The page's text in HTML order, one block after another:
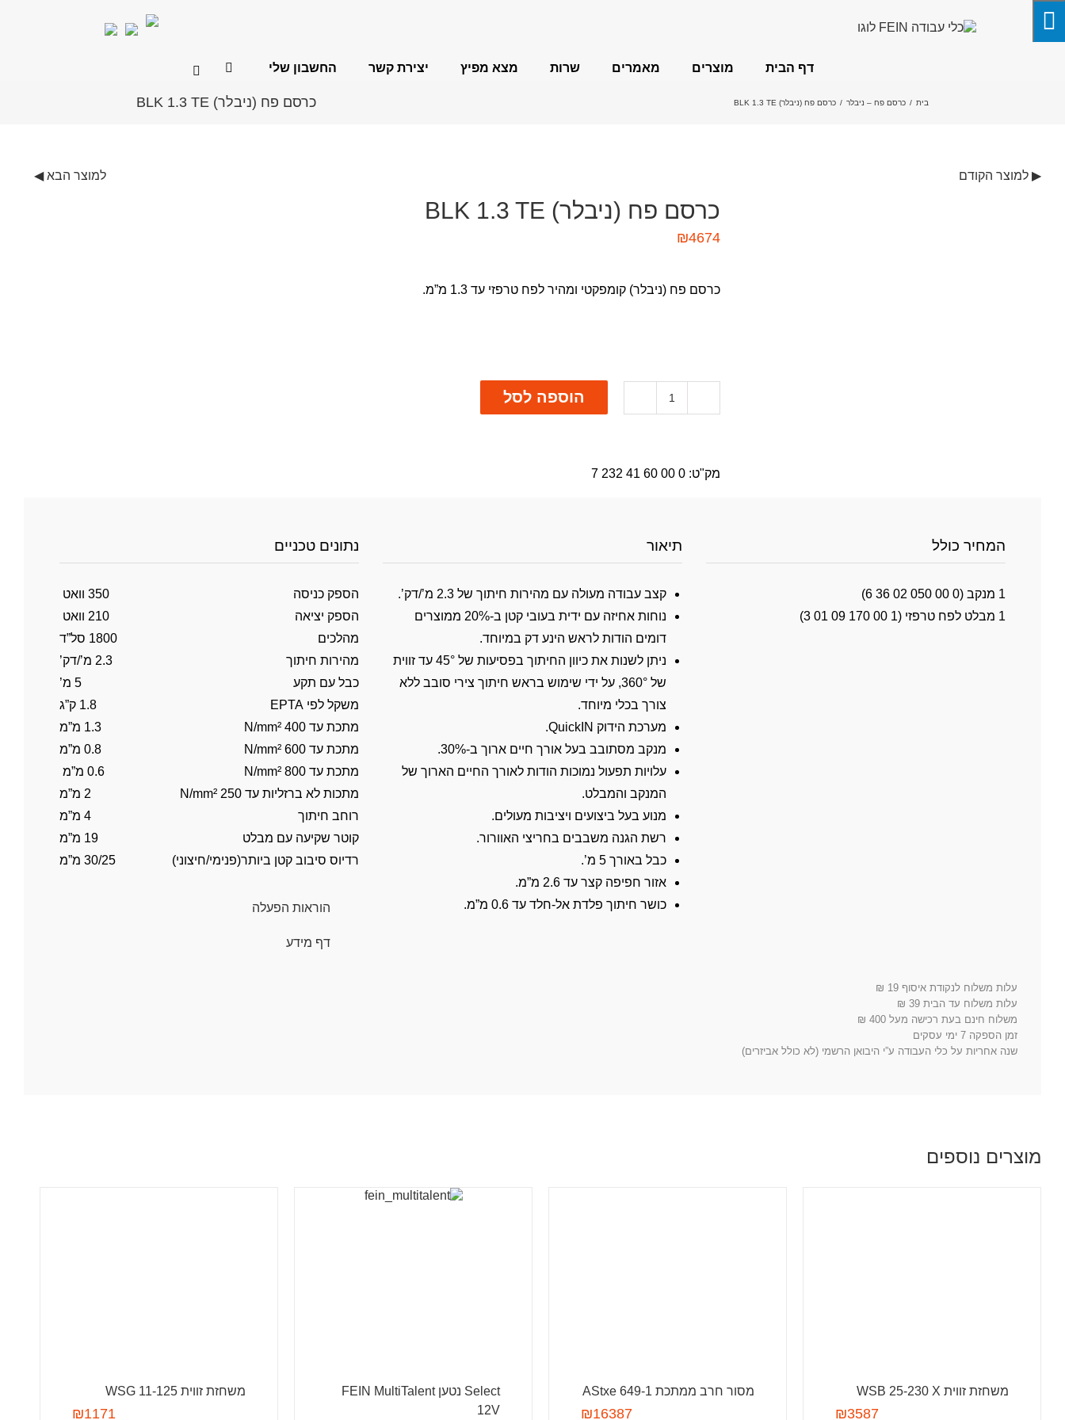
דף הבית מוצרים
משחזות זווית
מאמרים שרות מצא מפיץ יצירת קשר החשבון שלי
כרסם פח (ניבלר) BLK 1.3 TE בית / כרסם פח – ניבלר / כרסם פח (ניבלר) BLK 1.3 TE
▶ למוצר הקודם למוצר הבא ◀
כרסם פח (ניבלר) BLK 1.3 TE
₪4674
כרסם פח (ניבלר) קומפקטי ומהיר לפח טרפזי עד 1.3 מ”מ.
הוספה לסל
מק"ט: 0 00 60 41 232 7
המחיר כולל
1 מנקב (6 36 02 050 00 0)
1 מבלט לפח טרפזי (3 01 09 170 00 1)
תיאור
קצב עבודה מעולה עם מהירות חיתוך של 2.3 מ’/דק’.
נוחות אחיזה עם ידית בעובי קטן ב-20% ממוצרים
דומים הודות לראש הינע דק במיוחד.
ניתן לשנות את כיוון החיתוך בפסיעות של 45° עד זווית
של 360°, על ידי שימוש בראש חיתוך צירי סובב ללא
צורך בכלי מיוחד.
מערכת הידוק QuickIN.
מנקב מסתובב בעל אורך חיים ארוך ב-30%.
עלויות תפעול נמוכות הודות לאורך החיים הארוך של
המנקב והמבלט.
מנוע בעל ביצועים ויציבות מעולים.
רשת הגנה משבבים בחריצי האוורור.
כבל באורך 5 מ’.
אזור חפיפה קצר עד 2.6 מ”מ.
כושר חיתוך פלדת אל-חלד עד 0.6 מ”מ.
נתונים טכניים
350 וואט
הספק כניסה
210 וואט
הספק יציאה
1800 סל”ד
מהלכים
2.3 מ’/דק’
מהירות חיתוך
5 מ’
כבל עם תקע
1.8 ק”ג
משקל לפי EPTA
1.3 מ”מ
מתכת עד 400 N/mm²
0.8 מ”מ
מתכת עד 600 N/mm²
0.6 מ”מ
מתכת עד 800 N/mm²
2 מ”מ
מתכות לא ברזליות עד 250 N/mm²
4 מ”מ
רוחב חיתוך
19 מ”מ
קוטר שקיעה עם מבלט
30/25 מ”מ
רדיוס סיבוב קטן ביותר(פנימי/חיצוני)
הוראות הפעלה
דף מידע
עלות משלוח לנקודת איסוף 19 ₪
עלות משלוח עד הבית 39 ₪
משלוח חינם בעת רכישה מעל 400 ₪
זמן הספקה 7 ימי עסקים
שנה אחריות על כלי העבודה ע”י היבואן הרשמי (לא כולל אביזרים)
מוצרים נוספים
משחזת זווית WSB 25-230 X
₪3587
מסור חרב ממתכת AStxe 649-1
₪16387
Select נטען FEIN MultiTalent
12V
משחזת זווית WSG 11-125
₪1171